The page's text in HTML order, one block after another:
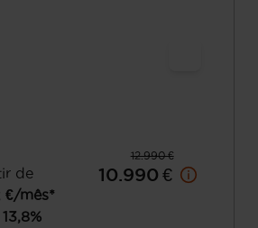
12.990 €
de
€/mês*
13,8%
10.990 €